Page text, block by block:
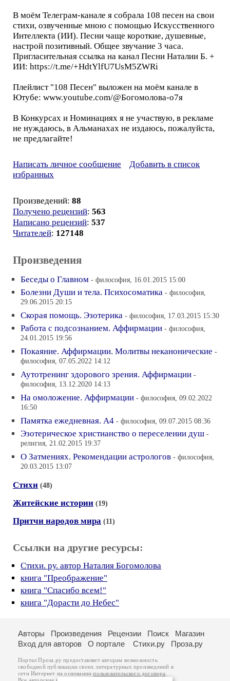
В моём Телеграм-канале я собрала 108 песен на свои
стихи, озвученные мною с помощью Искусственного
Интеллекта (ИИ). Песни чаще короткие, душевные,
настрой позитивный. Общее звучание 3 часа.
Пригласительная ссылка на канал Песни Наталии Б. +
ИИ: https://t.me/+HdtYlfU7UsM5ZWRi
Плейлист "108 Песен" выложен на моём канале в
Ютубе: www.youtube.com/@Богомолова-о7я
В Конкурсах и Номинациях я не участвую, в рекламе
не нуждаюсь, в Альманахах не издаюсь, пожалуйста,
не предлагайте!
Написать личное сообщение
Добавить в список
избранных
Произведений: 88
Получено рецензий: 563
Написано рецензий: 537
Читателей: 127148
Произведения
Беседы о Главном - философия, 16.01.2015 15:00
Болезни Души и тела. Психосоматика - философия,
29.06.2015 20:15
Скорая помощь. Эзотерика - философия, 17.03.2015 15:30
Работа с подсознанием. Аффирмации - философия,
24.01.2015 19:56
Покаяние. Аффирмации. Молитвы неканонические -
философия, 07.05.2022 14:12
Аутотренинг здорового зрения. Аффирмации -
философия, 13.12.2020 14:13
На омоложение. Аффирмации - философия, 09.02.2022
16:50
Памятка ежедневная. А4 - философия, 09.07.2015 08:36
Эзотерическое христианство о переселении душ -
религия, 21.02.2015 19:37
О Затмениях. Рекомендации астрологов - философия,
20.03.2015 13:07
Стихи (48)
Житейские истории (19)
Притчи народов мира (11)
Ссылки на другие ресурсы:
Стихи. ру. автор Наталия Богомолова
книга "Преображение"
книга "Спасибо всем!"
книга "Дорасти до Небес"
Авторы Произведения Рецензии Поиск
Магазин
Вход для авторов
О портале Стихи.ру Проза.ру
Портал Проза.ру предоставляет авторам возможность
свободной публикации своих литературных произведений в
сети Интернет на основаниипользовательского договора